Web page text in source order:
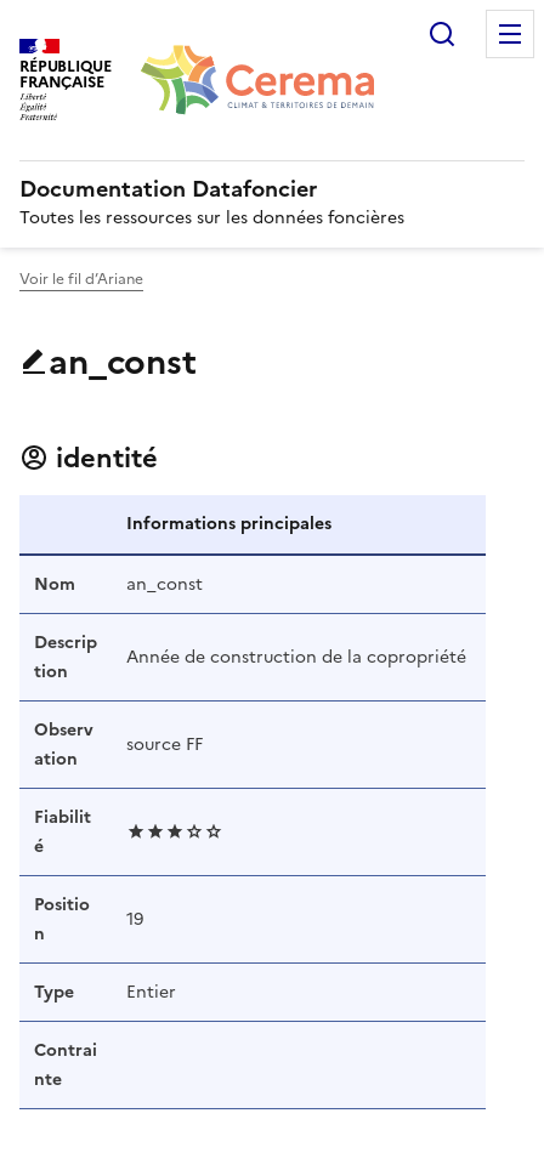
RÉPUBLIQUE
FRANÇAISE
Documentation Datafoncier
Toutes les ressources sur les données foncières
Voir le fil d’Ariane
an_const
identité
Informations principales
Nom an_const
Descrip
tion
Année de construction de la copropriété
Observ
ation
source FF
Fiabilit
é
Positio
n
19
Type Entier
Contrai
nte